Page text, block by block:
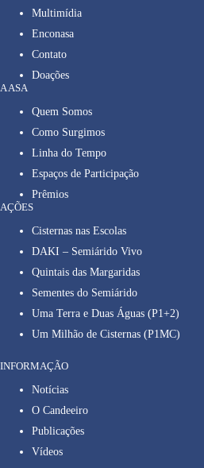
Multimídia
Enconasa
Contato
Doações
A ASA
Quem Somos
Como Surgimos
Linha do Tempo
Espaços de Participação
Prêmios
AÇÕES
Cisternas nas Escolas
DAKI – Semiárido Vivo
Quintais das Margaridas
Sementes do Semiárido
Uma Terra e Duas Águas (P1+2)
Um Milhão de Cisternas (P1MC)
INFORMAÇÃO
Notícias
O Candeeiro
Publicações
Vídeos